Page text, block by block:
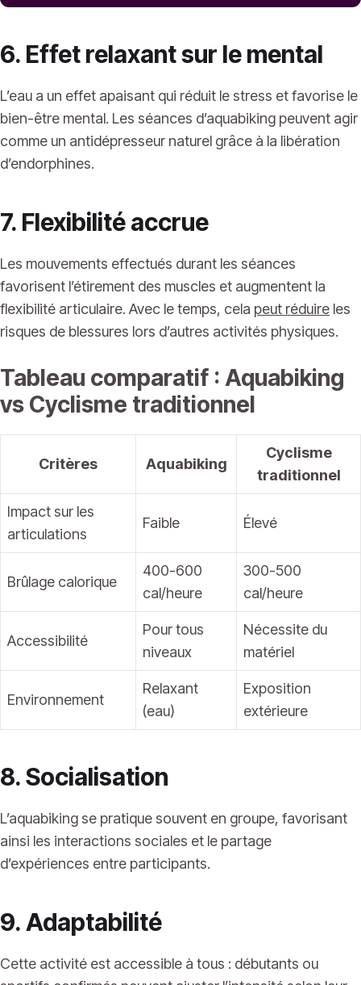
6. Effet relaxant sur le mental
L’eau a un effet apaisant qui réduit le stress et favorise le
bien-être mental. Les séances d’aquabiking peuvent agir
comme un antidépresseur naturel grâce à la libération
d’endorphines.
7. Flexibilité accrue
Les mouvements effectués durant les séances
favorisent l’étirement des muscles et augmentent la
flexibilité articulaire. Avec le temps, cela peut réduire les
risques de blessures lors d’autres activités physiques.
Tableau comparatif : Aquabiking
vs Cyclisme traditionnel
Critères Aquabiking
Cyclisme
traditionnel
Impact sur les
articulations
Faible Élevé
Brûlage calorique
400-600
cal/heure
300-500
cal/heure
Accessibilité
Pour tous
niveaux
Nécessite du
matériel
Environnement
Relaxant
(eau)
Exposition
extérieure
8. Socialisation
L’aquabiking se pratique souvent en groupe, favorisant
ainsi les interactions sociales et le partage
d’expériences entre participants.
9. Adaptabilité
Cette activité est accessible à tous : débutants ou